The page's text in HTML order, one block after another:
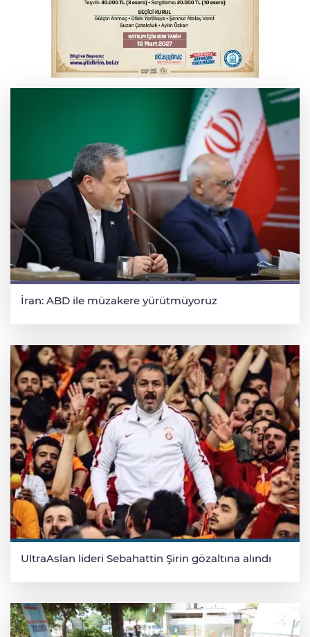
İnegöl'de orman yangını; Havadan ve
karadan müdahale başlatıldı
Bursa'da korkutan kazada 4 yaralı
İran: ABD ile müzakere yürütmüyoruz
UltraAslan lideri Sebahattin Şirin gözaltına alındı